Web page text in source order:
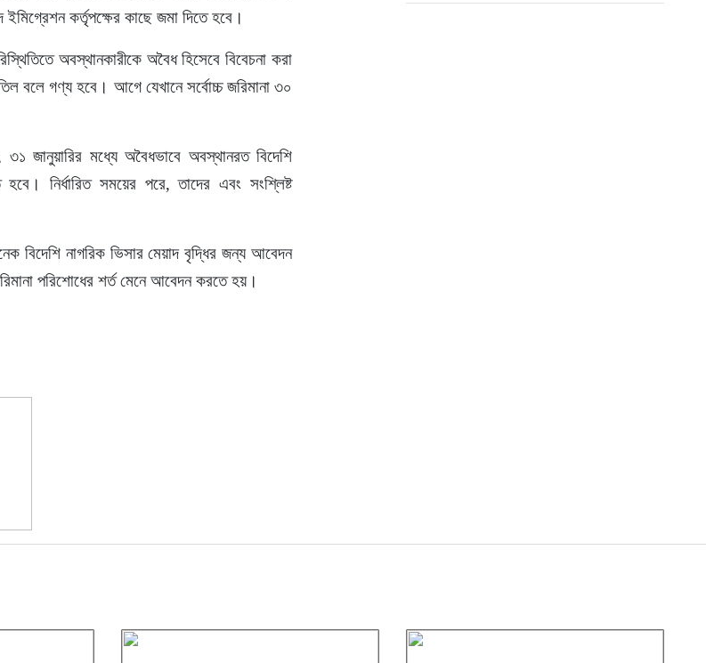
ইমিগ্রেশন কর্তৃপক্ষের কাছে জমা দিতে হবে।
অবস্থানকারীকে অবৈধ হিসেবে বিবেচনা করা
বলে গণ্য হবে। আগে যেখানে সর্বোচ্চ জরিমানা ৩০
৩১ জানুয়ারির মধ্যে অবৈধভাবে অবস্থানরত বিদেশি
নির্ধারিত সময়ের পরে, তাদের এবং সংশ্লিষ্ট
বিদেশি নাগরিক ভিসার মেয়াদ বৃদ্ধির জন্য আবেদন
পরিশোধের শর্ত মেনে আবেদন করতে হয়।